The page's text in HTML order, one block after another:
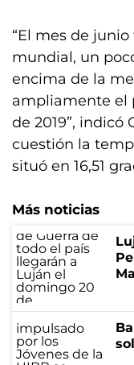
“El mes de
mundial, un
encima de la
ampliamente el
de 2019”, indicó
cuestión la
situó en 16,51
Más noticias